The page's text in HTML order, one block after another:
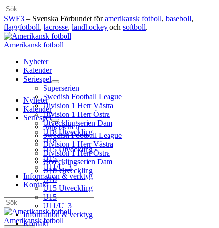
Hoppa
till
innehåll
Sök
SWE3 – Svenska Förbundet föramerikansk fotboll, baseboll,
flaggfotboll, lacrosse, landhockey och softboll.
Amerikansk fotboll
Nyheter
Kalender
Seriespel
Superserien
Swedish Football League
Division 1 Herr Västra
Division 1 Herr Östra
Utvecklingserien Dam
U18 Utveckling
U18
U15 Utveckling
U15
U11/U13
Information & verktyg
Kontakt
Sök
Amerikansk fotboll
Nyheter
Kalender
Seriespel
Superserien
Swedish Football League
Division 1 Herr Västra
Division 1 Herr Östra
Utvecklingserien Dam
U18 Utveckling
U18
U15 Utveckling
U15
U11/U13
Information & verktyg
Kontakt